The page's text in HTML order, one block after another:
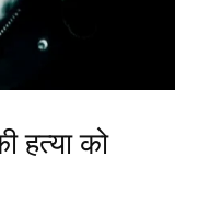
हत्या को